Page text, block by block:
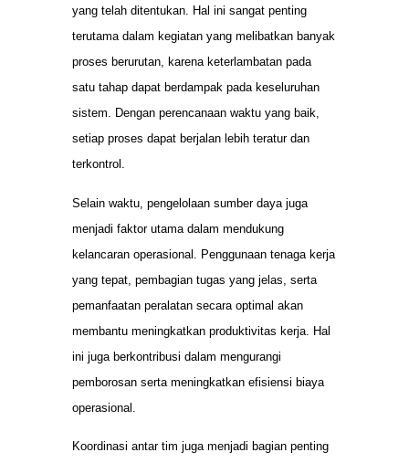
yang telah ditentukan. Hal ini sangat penting
terutama dalam kegiatan yang melibatkan banyak
proses berurutan, karena keterlambatan pada
satu tahap dapat berdampak pada keseluruhan
sistem. Dengan perencanaan waktu yang baik,
setiap proses dapat berjalan lebih teratur dan
terkontrol.
Selain waktu, pengelolaan sumber daya juga
menjadi faktor utama dalam mendukung
kelancaran operasional. Penggunaan tenaga kerja
yang tepat, pembagian tugas yang jelas, serta
pemanfaatan peralatan secara optimal akan
membantu meningkatkan produktivitas kerja. Hal
ini juga berkontribusi dalam mengurangi
pemborosan serta meningkatkan efisiensi biaya
operasional.
Koordinasi antar tim juga menjadi bagian penting